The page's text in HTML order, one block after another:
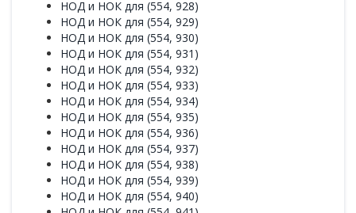
НОД и НОК для (554, 928)
НОД и НОК для (554, 929)
НОД и НОК для (554, 930)
НОД и НОК для (554, 931)
НОД и НОК для (554, 932)
НОД и НОК для (554, 933)
НОД и НОК для (554, 934)
НОД и НОК для (554, 935)
НОД и НОК для (554, 936)
НОД и НОК для (554, 937)
НОД и НОК для (554, 938)
НОД и НОК для (554, 939)
НОД и НОК для (554, 940)